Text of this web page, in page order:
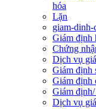
hóa
Lặn
giam-dinh-
Giám định
Chứng
Dịch vụ
Giám định
Giám định
Giám
Dịch vụ